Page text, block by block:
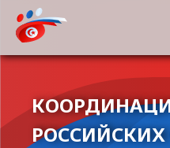
РОССИЙСКИХ